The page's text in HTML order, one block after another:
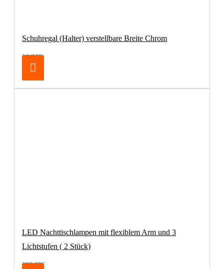
Schuhregal (Halter) verstellbare Breite Chrom
14,24€
LED Nachttischlampen mit flexiblem Arm und 3
Lichtstufen ( 2 Stück)
100,00€